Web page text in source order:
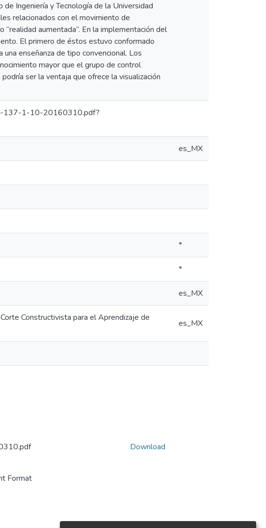
Ingeniería y Tecnología de la Universidad
relacionados con el movimiento de
aumentada”. En la implementación del
El primero de éstos estuvo conformado
enseñanza de tipo convencional. Los
mayor que el grupo de control
ser la ventaja que ofrece la visualización
137-1-10-20160310.pdf?
es_MX
*
*
es_MX
Constructivista para el Aprendizaje de
es_MX
Format
Download